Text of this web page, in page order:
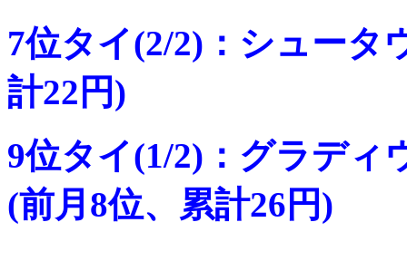
7位タイ(2/2)：シュー
計22円)
9位タイ(1/2)：グラデ
(前月8位、累計26円)